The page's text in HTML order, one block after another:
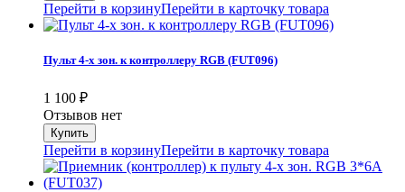
Перейти в корзинуПерейти в карточку товара
Пульт 4-х зон. к контроллеру RGB (FUT096)
1 100 ₽
Отзывов нет
Перейти в корзинуПерейти в карточку товара